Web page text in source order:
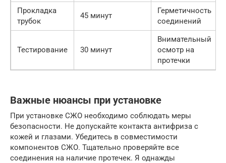
Прокладка
трубок
45 минут
Герметичность
соединений
Тестирование 30 минут
Внимательный
осмотр на
протечки
Важные нюансы при установке
При установке СЖО необходимо соблюдать меры
безопасности. Не допускайте контакта антифриза с
кожей и глазами. Убедитесь в совместимости
компонентов СЖО. Тщательно проверяйте все
соединения на наличие протечек. Я однажды